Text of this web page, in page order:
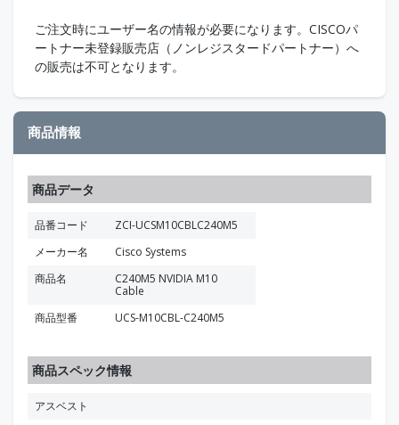
ご注文時にユーザー名の情報が必要になります。CISCOパ
ートナー未登録販売店（ノンレジスタードパートナー）へ
の販売は不可となります。
商品情報
商品データ
品番コード
ZCI-UCSM10CBLC240M5
メーカー名
Cisco Systems
商品名
C240M5 NVIDIA M10
Cable
商品型番
UCS-M10CBL-C240M5
商品スペック情報
アスベスト